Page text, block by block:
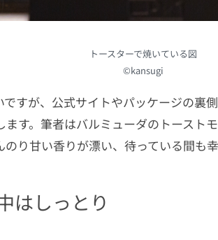
トースターで焼いている図
©kansugi
すが、公式サイトやパッケージの裏
ます。筆者はバルミューダのトースト
り甘い香りが漂い、待っている間も幸
はしっとり